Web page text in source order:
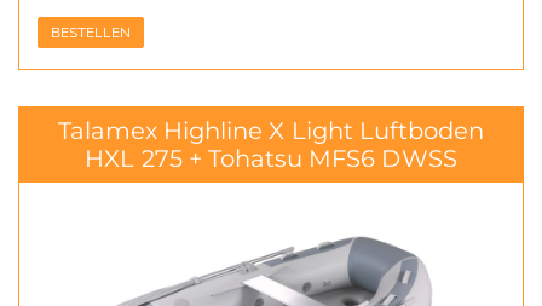
BESTELLEN
Talamex Highline X Light Luftboden
HXL 275 + Tohatsu MFS6 DWSS